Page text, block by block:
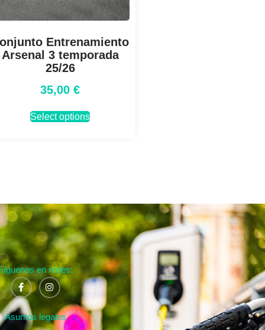
Entrenamiento
Arsenal 3 temporada
25/26
35,00 €
Select options
en redes:
Asuntos legales